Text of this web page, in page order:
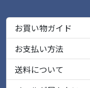
お買い物ガイド
お支払い方法
送料について